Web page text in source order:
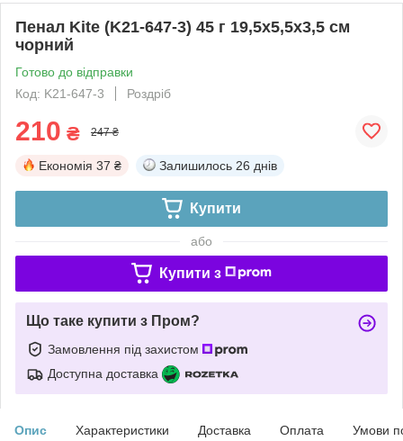
Пенал Kite (K21-647-3) 45 г 19,5x5,5x3,5 см
чорний
Готово до відправки
Код: K21-647-3
Роздріб
210 ₴ 247 ₴
Економія 37 ₴ Залишилось 26 днів
Купити
або
Купити з
Що таке купити з Пром?
Замовлення під захистом
Доступна доставка
Опис Характеристики Доставка Оплата Умови